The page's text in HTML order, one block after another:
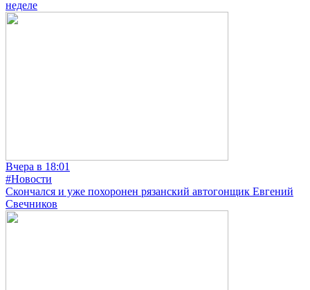
неделе
Вчера в 18:01
#Новости
Скончался и уже похоронен рязанский автогонщик Евгений
Свечников